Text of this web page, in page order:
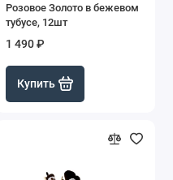
Розовое Золото в бежевом
тубусе, 12шт
1 490 ₽
Купить